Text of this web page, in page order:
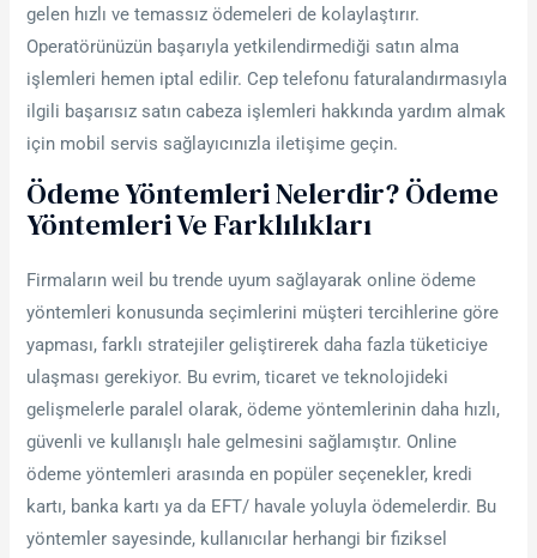
gelen hızlı ve temassız ödemeleri de kolaylaştırır.
Operatörünüzün başarıyla yetkilendirmediği satın alma
işlemleri hemen iptal edilir. Cep telefonu faturalandırmasıyla
ilgili başarısız satın cabeza işlemleri hakkında yardım almak
için mobil servis sağlayıcınızla iletişime geçin.
Ödeme Yöntemleri Nelerdir? Ödeme
Yöntemleri Ve Farklılıkları
Firmaların weil bu trende uyum sağlayarak online ödeme
yöntemleri konusunda seçimlerini müşteri tercihlerine göre
yapması, farklı stratejiler geliştirerek daha fazla tüketiciye
ulaşması gerekiyor. Bu evrim, ticaret ve teknolojideki
gelişmelerle paralel olarak, ödeme yöntemlerinin daha hızlı,
güvenli ve kullanışlı hale gelmesini sağlamıştır. Online
ödeme yöntemleri arasında en popüler seçenekler, kredi
kartı, banka kartı ya da EFT/ havale yoluyla ödemelerdir. Bu
yöntemler sayesinde, kullanıcılar herhangi bir fiziksel